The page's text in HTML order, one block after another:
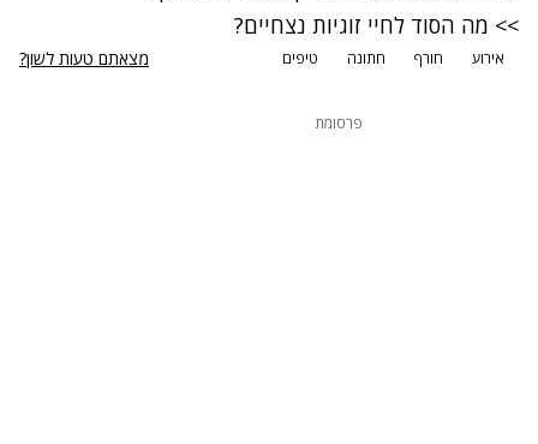
>> מה הסוד לחיי זוגיות נצחיים?
אירוע חורף חתונה טיפים מצאתם טעות לשון?
פרסומת